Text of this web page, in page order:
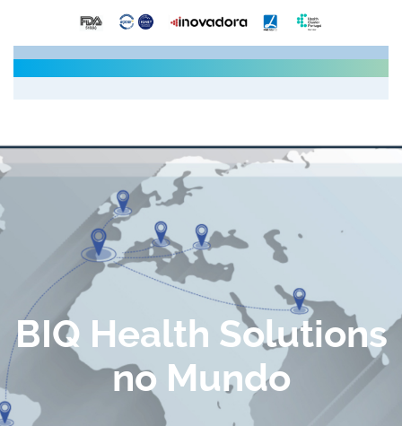
BIQ Health Solutions
no Mundo